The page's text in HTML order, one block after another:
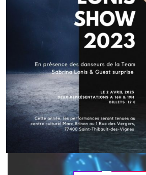
Navigation
de
l’article